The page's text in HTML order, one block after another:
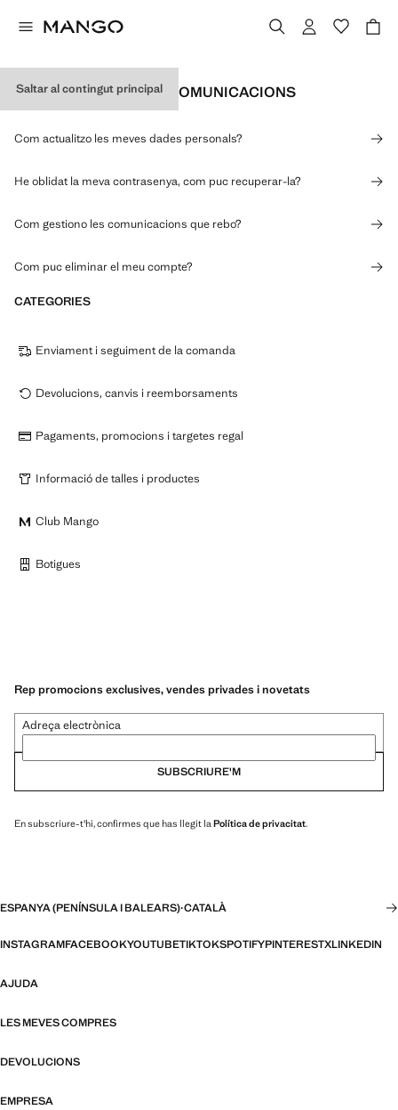
Saltar al contingut principal
DADES PERSONALS I COMUNICACIONS
Com actualitzo les meves dades personals?
He oblidat la meva contrasenya, com puc recuperar-la?
Com gestiono les comunicacions que rebo?
Com puc eliminar el meu compte?
CATEGORIES
Enviament i seguiment de la comanda
Devolucions, canvis i reemborsaments
Pagaments, promocions i targetes regal
Informació de talles i productes
Club Mango
Botigues
Rep promocions exclusives, vendes privades i novetats
Adreça electrònica
SUBSCRIURE'M
En subscriure-t'hi, confirmes que has llegit la Política de privacitat.
ESPANYA (PENÍNSULA I BALEARS)·CATALÀ
INSTAGRAMFACEBOOKYOUTUBETIKTOKSPOTIFYPINTERESTXLINKEDIN
AJUDA
LES MEVES COMPRES
DEVOLUCIONS
EMPRESA